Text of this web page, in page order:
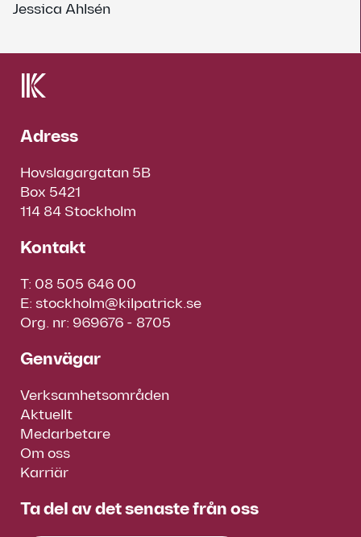
Jessica Ahlsén
Adress
Hovslagargatan 5B
Box 5421
114 84 Stockholm
Kontakt
T: 08 505 646 00
E: stockholm@kilpatrick.se
Org. nr: 969676 - 8705
Genvägar
Verksamhetsområden
Aktuellt
Medarbetare
Om oss
Karriär
Ta del av det senaste från oss